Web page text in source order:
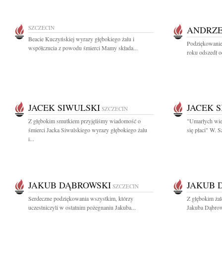
SZCZECIN
Beacie Kuczyńskiej wyrazy głębokiego żalu i
współczucia z powodu śmierci Mamy składa...
roku odszedł
JACEK SIWULSKI SZCZECIN
Z głębokim smutkiem przyjęliśmy wiadomość o
śmierci Jacka Siwulskiego wyrazy głębokiego żalu
i...
JACEK
"Umarłych
się płaci" W.
JAKUB DĄBROWSKI SZCZECIN
Serdeczne podziękowania wszystkim, którzy
uczestniczyli w ostatnim pożegnaniu Jakuba...
JAKUB
Z głębokim
Jakuba